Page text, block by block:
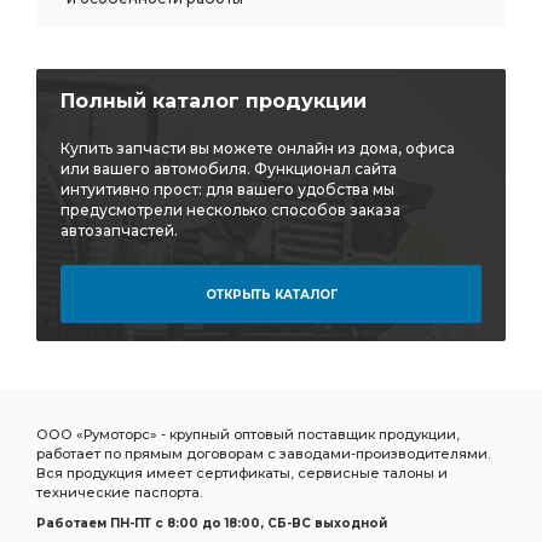
впускной Луганск Пр-ка системы
Прокладка картера Муфта вязкостная
вкладышей СТ Дайдо Пр-ка корпуса
полукольцо упорного подшипника - нижняя
подшипника - нижняя подшипника - нижняя ММЗ
подшипника - нижняя ММЗ Д240-245 нижняя ММЗ
Полный каталог продукции
Купить запчасти вы можете онлайн из дома, офиса
или вашего автомобиля. Функционал сайта
интуитивно прост: для вашего удобства мы
предусмотрели несколько способов заказа
автозапчастей.
ОТКРЫТЬ КАТАЛОГ
ООО «Румоторс» - крупный оптовый поставщик продукции,
работает по прямым договорам с заводами-производителями.
Вся продукция имеет сертификаты, сервисные талоны и
технические паспорта.
Работаем ПН-ПТ c 8:00 до 18:00, СБ-ВС выходной